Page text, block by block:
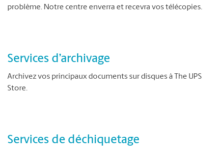
problème. Notre centre enverra et recevra vos télécopies.
Services d’archivage
Archivez vos principaux documents sur disques à The UPS
Store.
Services de déchiquetage